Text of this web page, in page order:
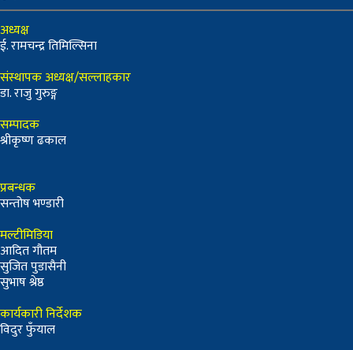
अध्यक्ष
ई. रामचन्द्र तिमिल्सिना
संस्थापक अध्यक्ष/सल्लाहकार
डा. राजु गुरुङ्ग
सम्पादक
श्रीकृष्ण ढकाल
प्रबन्धक
सन्तोष भण्डारी
मल्टीमिडिया
आदित गौतम
सुजित पुडासैनी
सुभाष श्रेष्ठ
कार्यकारी निर्देशक
विदुर फुँयाल